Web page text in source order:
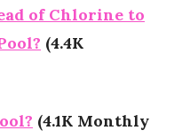
of Chlorine to
(4.4K
(4.1K Monthly